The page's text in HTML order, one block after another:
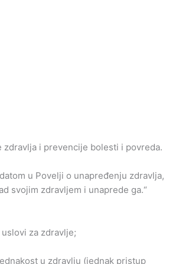
i prevencije bolesti i povreda.
u Povelji o unapređenju zdravlja,
svojim zdravljem i unaprede ga.“
za zdravlje;
u zdravlju (jednak pristup